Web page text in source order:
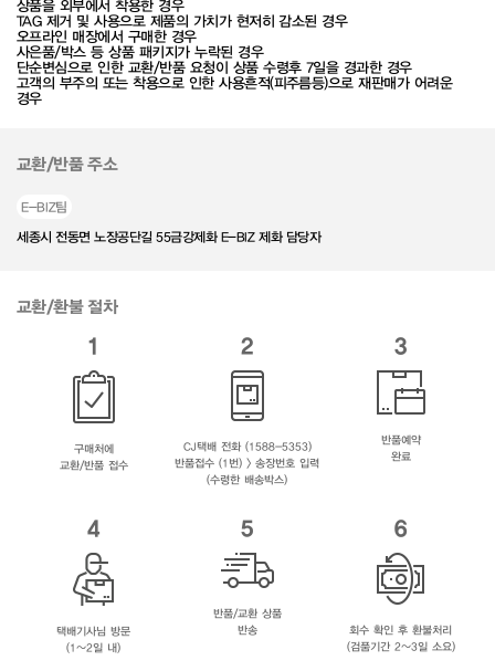
상품을 외부에서 착용한 경우
TAG 제거 및 사용으로 제품의 가치가 현저히 감소된 경우
오프라인 매장에서 구매한 경우
사은품/박스 등 상품 패키지가 누락된 경우
단순변심으로 인한 교환/반품 요청이 상품 수령후 7일을 경과한 경우
고객의 부주의 또는 착용으로 인한 사용흔적(피주름등)으로 재판매가 어려운
경우
교환/반품 주소
E-BIZ팀
세종시 전동면 노장공단길 55금강제화 E-BIZ 제화 담당자
교환/환불 절차
1
구매처에
교환/반품 접수
2
CJ택배 전화 (1588-5353)
반품접수 (1번) > 송장번호 입력
(수령한 배송박스)
3
반품예약
완료
4
택배기사님 방문
(1~2일 내)
5
반품/교환 상품
반송
6
회수 확인 후 환불처리
(검품기간 2~3일 소요)